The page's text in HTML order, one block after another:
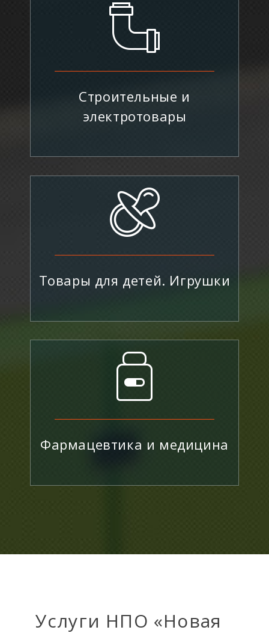
Строительные и
электротовары
Товары для детей. Игрушки
Фармацевтика и медицина
Услуги НПО «Новая